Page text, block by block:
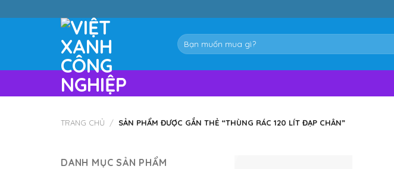
to
Tìm
kiếm:
TRANG CHỦ / SẢN PHẨM ĐƯỢC GẮN THẺ “THÙNG RÁC 120 LÍT ĐẠP CHÂN”
DANH MỤC SẢN PHẨM